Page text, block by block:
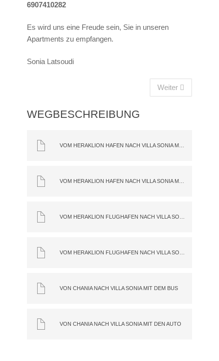
6907410282
Es wird uns eine Freude sein, Sie in unseren
Apartments zu empfangen.
Sonia Latsoudi
Weiter
WEGBESCHREIBUNG
VON CHANIA NACH VILLA SONIA MIT DEM BUS
VON CHANIA NACH VILLA SONIA MIT DEN AUTO